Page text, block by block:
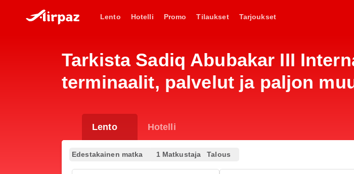
Lento Hotelli Promo Tilaukset Tarjoukset
Tarkista Sadiq Abubakar III
terminaalit, palvelut ja paljon
Lento Hotelli
Edestakainen matka 1 Matkustaja Talous